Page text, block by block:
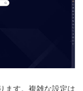
ます。複雑な設定は